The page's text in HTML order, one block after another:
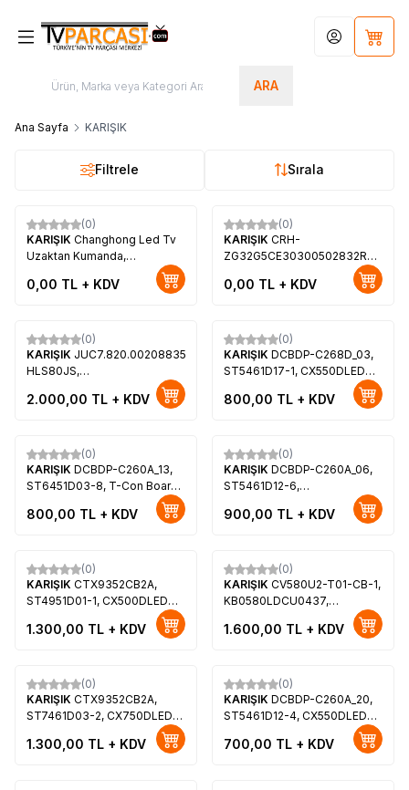
ARA
Hesabım
Ana Sayfa KARIŞIK
Filtrele Sırala
Yeni
(0)
KARIŞIK Changhong Led Tv
Uzaktan Kumanda,
Changhong LD32CGB18,
0,00 TL + KDV
(0)
KARIŞIK CRH-
ZG32G5CE30300502832REV1.1,
32G5C, LB-C320X18-E5C-H-
G01-X1, ST3151A05-8,
0,00 TL + KDV
Yeni
(0)
KARIŞIK JUC7.820.00208835,
HLS80JS,
CY320Y19-5C, XA6SPLS01,
2.000,00 TL + KDV
(0)
KARIŞIK DCBDP-C268D_03,
ST5461D17-1, CX550DLEDM,
800,00 TL + KDV
(0)
KARIŞIK DCBDP-C260A_13,
ST6451D03-8, T-Con Board,
800,00 TL + KDV
(0)
KARIŞIK DCBDP-C260A_06,
ST5461D12-6,
CX550DLEDM, Profilo
900,00 TL + KDV
(0)
KARIŞIK CTX9352CB2A,
ST4951D01-1, CX500DLEDM,
50DG22000, Senna
1.300,00 TL + KDV
(0)
KARIŞIK CV580U2-T01-CB-1,
KB0580LDCU0437,
1.600,00 TL + KDV
(0)
KARIŞIK CTX9352CB2A,
ST7461D03-2, CX750DLEDM,
Smart Tech 75 4K GOOGLE
TV 75UG10V1
1.300,00 TL + KDV
(0)
KARIŞIK DCBDP-C260A_20,
ST5461D12-4, CX550DLEDM,
700,00 TL + KDV